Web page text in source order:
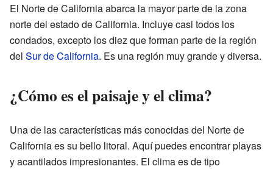
El Norte de California abarca la mayor parte de la zona
norte del estado de California. Incluye casi todos los
condados, excepto los diez que forman parte de la región
del Sur de California. Es una región muy grande y diversa.
¿Cómo es el paisaje y el clima?
Una de las características más conocidas del Norte de
California es su bello litoral. Aquí puedes encontrar playas
y acantilados impresionantes. El clima es de tipo